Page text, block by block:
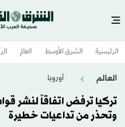
الرئيسية الشرق الأوسط​ العالم
العالم أوروبا
تركيا ترفض اتفاقاً لنشر
وتحذر من تداعيات خطيرة